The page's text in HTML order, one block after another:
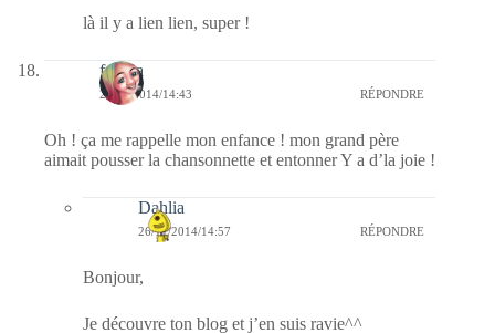
là il y a lien lien, super !
fedora
26/11/2014/14:43 RÉPONDRE
Oh ! ça me rappelle mon enfance ! mon grand père
aimait pousser la chansonnette et entonner Y a d’la joie !
Dahlia
26/11/2014/14:57 RÉPONDRE
Bonjour,
Je découvre ton blog et j’en suis ravie^^